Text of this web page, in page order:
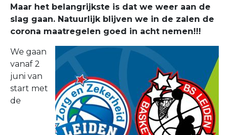
Maar het belangrijkste is dat we weer aan de
slag gaan. Natuurlijk blijven we in de zalen de
corona maatregelen goed in acht nemen!!!
We gaan
vanaf 2
juni van
start met
de